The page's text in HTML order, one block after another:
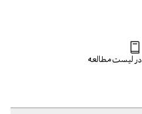
در لیست مطالعه